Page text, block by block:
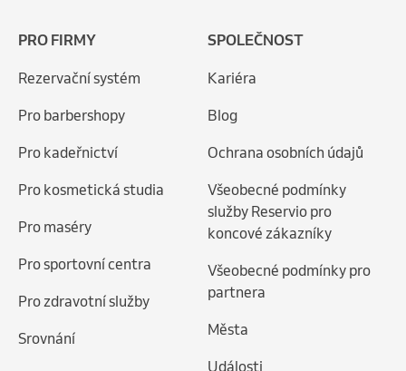
PRO FIRMY
Rezervační systém
Pro barbershopy
Pro kadeřnictví
Pro kosmetická studia
Pro maséry
Pro sportovní centra
Pro zdravotní služby
Srovnání
SPOLEČNOST
Kariéra
Blog
Ochrana osobních údajů
Všeobecné podmínky
služby Reservio pro
koncové zákazníky
Všeobecné podmínky pro
partnera
Města
Události